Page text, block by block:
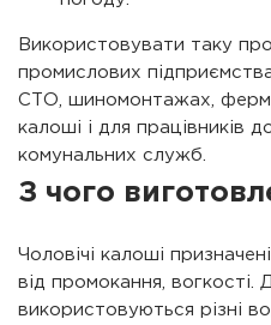
Використовувати таку
промислових
СТО, шиномонтажах,
калоші і для працівників
комунальних служб.
З чого
Чоловічі калоші
від промокання, вогкості.
використовуються різні